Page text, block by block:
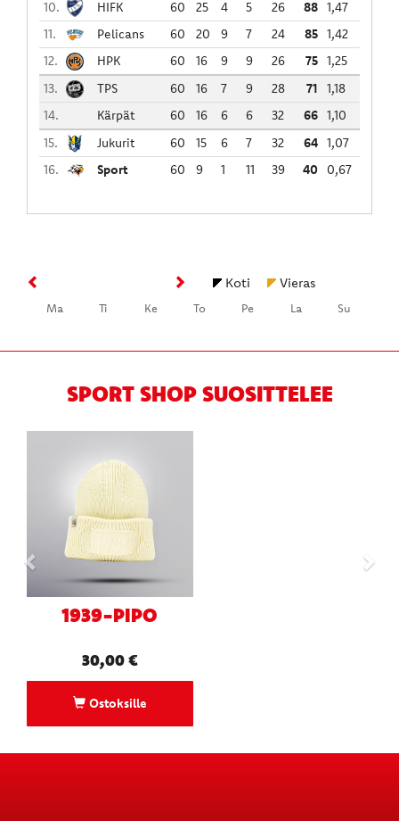
10.
HIFK 60 25 4 5 26 88 1,47
11.
Pelicans 60 20 9 7 24 85 1,42
12.
HPK 60 16 9 9 26 75 1,25
13.
TPS 60 16 7 9 28 71
1,18
14.
Kärpät 60 16 6 6 32 66 1,10
15.
Jukurit 60 15 6 7 32 64 1,07
16.
Sport 60 9 1 11 39 40 0,67
Koti Vieras
Ma Ti Ke To Pe La Su
1939-PIPO
30,00€
Ostoksille